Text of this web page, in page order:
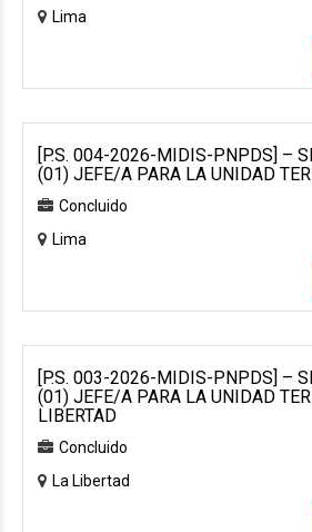
Lima
[P.S. 004-2026-MIDIS-PNPDS] –
(01) JEFE/A PARA LA UNIDAD
Concluido
Lima
[P.S. 003-2026-MIDIS-PNPDS] –
(01) JEFE/A PARA LA UNIDAD
LIBERTAD
Concluido
La Libertad